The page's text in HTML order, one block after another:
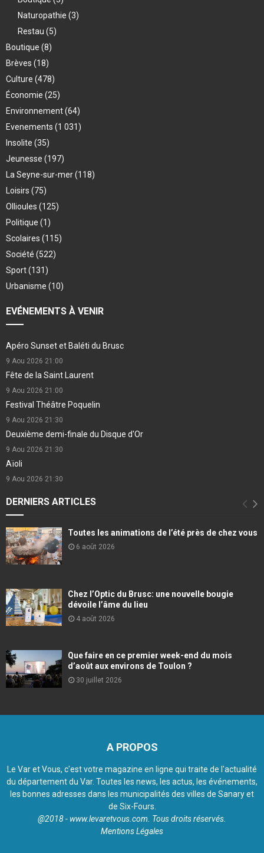
Naturopathie (3)
Restau (5)
Boutique (8)
Brèves (18)
Culture (478)
Économie (25)
Environnement(64)
Evenements (1 031)
Insolite (35)
Jeunesse (197)
La Seyne-sur-mer(118)
Loisirs (75)
Ollioules (125)
Politique (1)
Scolaires (115)
Société (522)
Sport(131)
Urbanisme (10)
EVÉNEMENTS À VENIR
Apéro Sunset et Baléti du Brusc
9 Aou 2026 21:00
Fête de la Saint Laurent
9 Aou 2026 21:00
Festival Théâtre Poquelin
9 Aou 2026 21:30
Deuxième demi-finale du Disque d'Or
9 Aou 2026 21:30
Aïoli
9 Aou 2026 21:30
DERNIERS ARTICLES
Toutes les animations de l’été près de chez vous
6 août 2026
Chez l’Optic du Brusc: une nouvelle bougie
dévoile l’âme du lieu
4 août 2026
Que faire en ce premier week-end du mois
d’août aux environs de Toulon ?
30 juillet 2026
A PROPOS
Le Var et Vous, c'est votre magazine en ligne qui traite de l'actualité
du département du Var. Toutes les news, les actus, les événements,
les bonnes adresses dans les municipalités des villes de Sanary et
de Six-Fours.
@2018 - www.levaretvous.com. Tous droits réservés.
Mentions Légales